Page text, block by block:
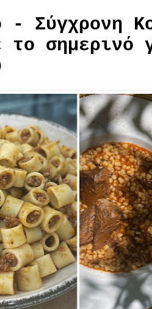
- Σύγχρονη
το σημερινό